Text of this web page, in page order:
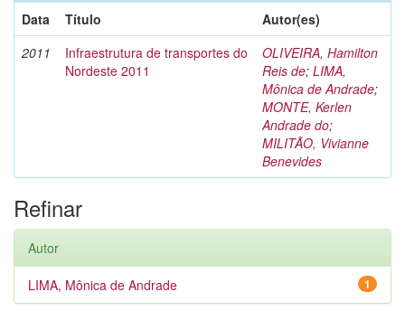
Data
Título
Autor(es)
2011
Infraestrutura de transportes do
Nordeste 2011
OLIVEIRA, Hamilton
Reis de; LIMA,
Mônica de Andrade;
MONTE, Kerlen
Andrade do;
MILITÃO, Vivianne
Benevides
Refinar
Autor
1
LIMA, Mônica de Andrade